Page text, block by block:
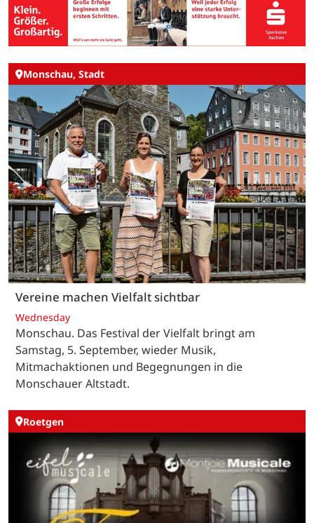
Monschau, Stadt
Vereine machen Vielfalt sichtbar
Wednesday
Monschau. Das Festival der Vielfalt bringt am
Samstag, 5. September, wieder Musik,
Mitmachaktionen und Begegnungen in die
Monschauer Altstadt.
Roetgen